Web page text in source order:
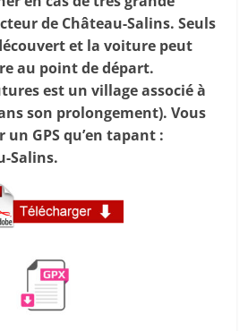
de Château-Salins. Seuls
et la voiture peut
au point de départ.
est un village associé à
son prolongement). Vous
GPS qu’en tapant :
Salins.